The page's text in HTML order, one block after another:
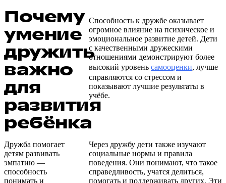
Почему
умение
дружить
важно
для
развития
ребёнка
Способность к дружбе оказывает
огромное влияние на психическое и
эмоциональное развитие детей. Дети
с качественными дружескими
отношениями демонстрируют более
высокий уровень самооценки, лучше
справляются со стрессом и
показывают лучшие результаты в
учёбе.
Дружба помогает
детям развивать
эмпатию —
способность
понимать и
Через дружбу дети также изучают
социальные нормы и правила
поведения. Они понимают, что такое
справедливость, учатся делиться,
помогать и поддерживать других. Эти